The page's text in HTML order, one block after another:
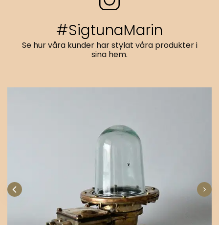
#SigtunaMarin
Se hur våra kunder har stylat våra produkter i
sina hem.